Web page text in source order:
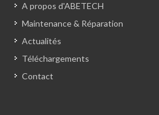
A propos d'ABETECH
Maintenance & Réparation
Actualités
Téléchargements
Contact